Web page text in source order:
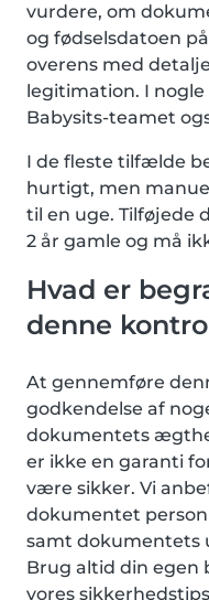
vurdere, om
og fødselsdatoen
overens med
legitimation. I
Babysits-teamet
I de fleste tilfælde
hurtigt, men
til en uge. Tilføjede
2 år gamle og må
Hvad er
denne
At gennemføre
godkendelse af
dokumentets
er ikke en garanti
være sikker. Vi
dokumentet
samt dokumentets
Brug altid din egen
vores